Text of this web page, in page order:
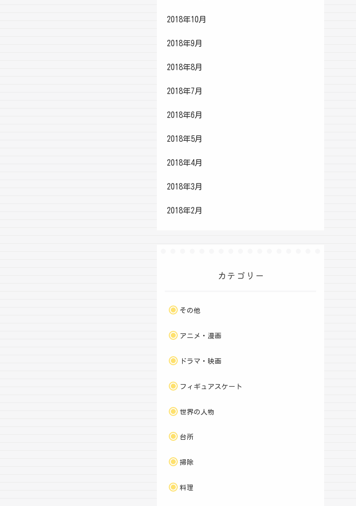
2018年10月
2018年9月
2018年8月
2018年7月
2018年6月
2018年5月
2018年4月
2018年3月
2018年2月
カテゴリー
その他
アニメ・漫画
ドラマ・映画
フィギュアスケート
世界の人物
台所
掃除
料理